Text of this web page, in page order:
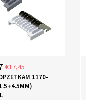
€17,45
1170-